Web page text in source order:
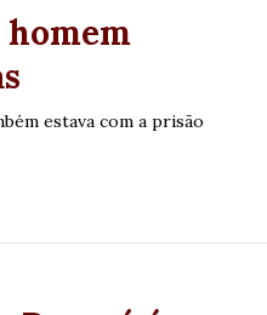
estava com a prisão